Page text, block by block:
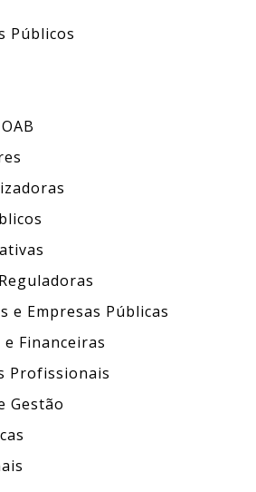
Públicos
e Empresas Públicas
Financeiras
Profissionais
Gestão